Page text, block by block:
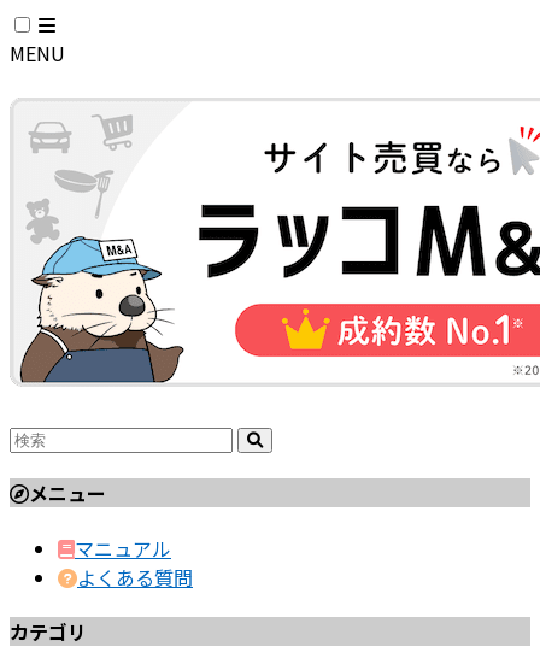
MENU
メニュー
マニュアル
よくある質問
カテゴリ